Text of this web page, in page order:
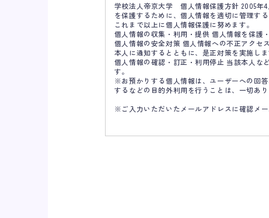
学校法人帝京大学 個人情報保護方針 2005年
を保護するために、個人情報を適切に管理す
これまで以上に個人情報保護に努めます。
個人情報の収集・利用・提供 個人情報を保護
個人情報の安全対策 個人情報への不正アクセ
本人に通知するとともに、是正対策を実施しま
個人情報の確認・訂正・利用停止 当該本人な
す。
※お預かりする個人情報は、ユーザーへの回
するなどの目的外利用を行うことは、一切あり
※ご入力いただいたメールアドレスに確認メ